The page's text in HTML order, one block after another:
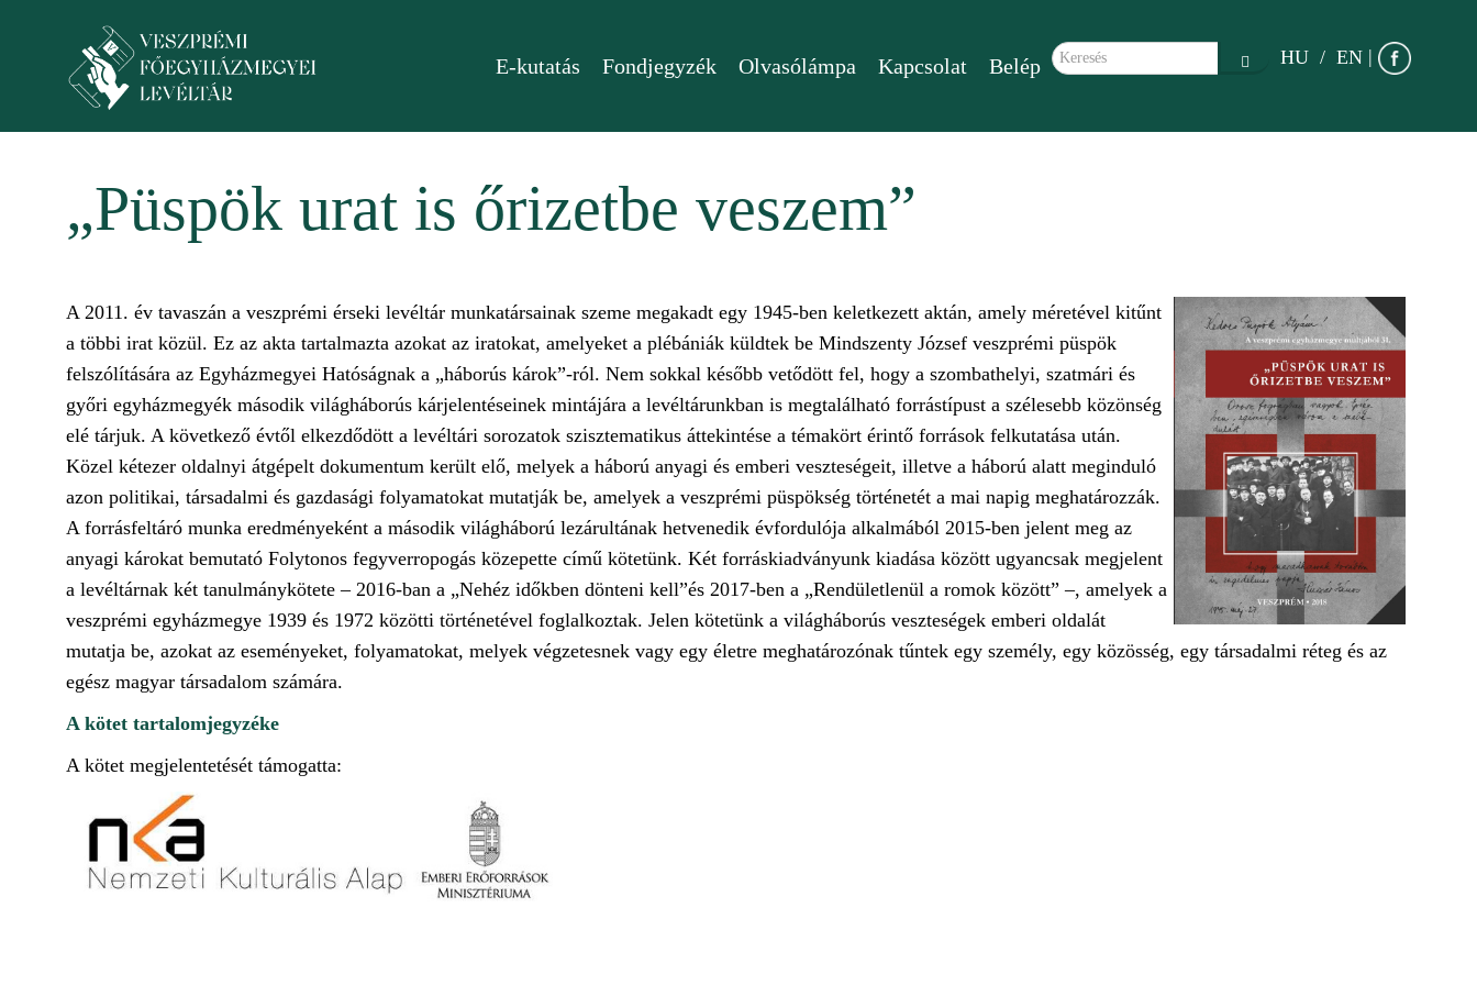
E-kutatás Fondjegyzék Olvasólámpa Kapcsolat Belép |
HU EN
Keresés űrlap
„Püspök urat is őrizetbe veszem”
A 2011. év tavaszán a veszprémi érseki levéltár munkatársainak szeme megakadt egy 1945-ben keletkezett aktán, amely méretével kitűnt
a többi irat közül. Ez az akta tartalmazta azokat az iratokat, amelyeket a plébániák küldtek be Mindszenty József veszprémi püspök
felszólítására az Egyházmegyei Hatóságnak a „háborús károk”-ról. Nem sokkal később vetődött fel, hogy a szombathelyi, szatmári és
győri egyházmegyék második világháborús kárjelentéseinek mintájára a levéltárunkban is megtalálható forrástípust a szélesebb közönség
elé tárjuk. A következő évtől elkezdődött a levéltári sorozatok szisztematikus áttekintése a témakört érintő források felkutatása után.
Közel kétezer oldalnyi átgépelt dokumentum került elő, melyek a háború anyagi és emberi veszteségeit, illetve a háború alatt meginduló
azon politikai, társadalmi és gazdasági folyamatokat mutatják be, amelyek a veszprémi püspökség történetét a mai napig meghatározzák.
A forrásfeltáró munka eredményeként a második világháború lezárultának hetvenedik évfordulója alkalmából 2015-ben jelent meg az
anyagi károkat bemutató Folytonos fegyverropogás közepette című kötetünk. Két forráskiadványunk kiadása között ugyancsak megjelent
a levéltárnak két tanulmánykötete – 2016-ban a „Nehéz időkben dönteni kell”és 2017-ben a „Rendületlenül a romok között” –, amelyek a
veszprémi egyházmegye 1939 és 1972 közötti történetével foglalkoztak. Jelen kötetünk a világháborús veszteségek emberi oldalát
mutatja be, azokat az eseményeket, folyamatokat, melyek végzetesnek vagy egy életre meghatározónak tűntek egy személy, egy közösség, egy társadalmi réteg és az
egész magyar társadalom számára.
A kötet tartalomjegyzéke
A kötet megjelentetését támogatta: